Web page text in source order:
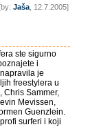
Jaša, 12.7.2005]
ste sigurno
i
je
freestylera u
Chris Sammer,
Mevissen,
Guenzlein.
surferi i koji